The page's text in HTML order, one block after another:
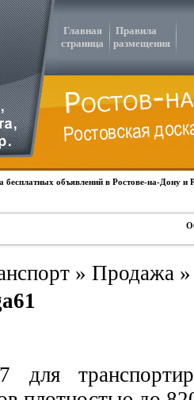
Главная
страница
Правила
размещения
бесплатных объявлений в Ростове-на-Дону
» Продажа
для